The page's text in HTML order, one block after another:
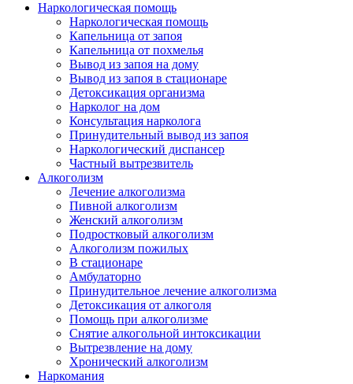
Наркологическая помощь
Наркологическая помощь
Капельница от запоя
Капельница от похмелья
Вывод из запоя на дому
Вывод из запоя в стационаре
Детоксикация организма
Нарколог на дом
Консультация нарколога
Принудительный вывод из запоя
Наркологический диспансер
Частный вытрезвитель
Алкоголизм
Лечение алкоголизма
Пивной алкоголизм
Женский алкоголизм
Подростковый алкоголизм
Алкоголизм пожилых
В стационаре
Амбулаторно
Принудительное лечение алкоголизма
Детоксикация от алкоголя
Помощь при алкоголизме
Снятие алкогольной интоксикации
Вытрезвление на дому
Хронический алкоголизм
Наркомания